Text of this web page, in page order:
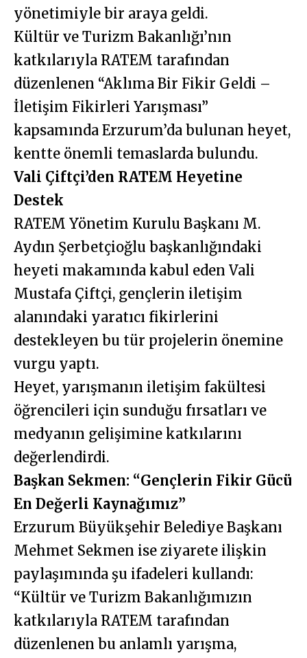
yönetimiyle bir araya geldi.
Kültür ve Turizm Bakanlığı’nın
katkılarıyla RATEM tarafından
düzenlenen “Aklıma Bir Fikir Geldi –
İletişim Fikirleri Yarışması”
kapsamında Erzurum’da bulunan heyet,
kentte önemli temaslarda bulundu.
Vali Çiftçi’den RATEM Heyetine
Destek
RATEM Yönetim Kurulu Başkanı M.
Aydın Şerbetçioğlu başkanlığındaki
heyeti makamında kabul eden Vali
Mustafa Çiftçi, gençlerin iletişim
alanındaki yaratıcı fikirlerini
destekleyen bu tür projelerin önemine
vurgu yaptı.
Heyet, yarışmanın iletişim fakültesi
öğrencileri için sunduğu fırsatları ve
medyanın gelişimine katkılarını
değerlendirdi.
Başkan Sekmen: “Gençlerin Fikir Gücü
En Değerli Kaynağımız”
Erzurum Büyükşehir Belediye Başkanı
Mehmet Sekmen ise ziyarete ilişkin
paylaşımında şu ifadeleri kullandı:
“Kültür ve Turizm Bakanlığımızın
katkılarıyla RATEM tarafından
düzenlenen bu anlamlı yarışma,